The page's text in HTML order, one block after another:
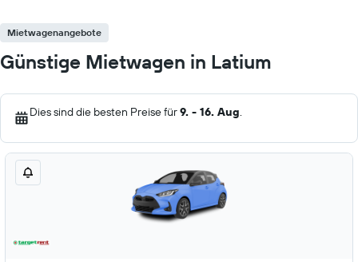
Mietwagenangebote
Günstige Mietwagen in Latium
Dies sind die besten Preise für9. - 16. Aug.